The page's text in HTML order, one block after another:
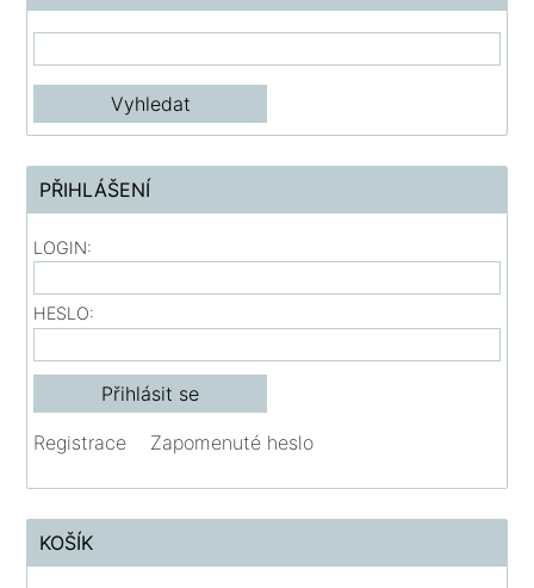
PŘIHLÁŠENÍ
LOGIN:
HESLO:
Registrace Zapomenuté heslo
KOŠÍK